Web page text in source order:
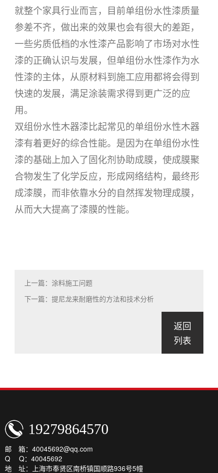
就整个家具行业而言，目前单组份水性漆质量
参差不齐，做出来的效果也会有很大的差距，
一些劣质低档的水性漆产品影响了市场对水性
漆的正确认识与发展，但单组份水性漆作为水
性漆的主体，从原材料到施工应用都将会得到
快速的发展，满足涂装需求得到更广泛的应
用。
双组份水性木器漆比起常见的单组份水性木器
漆有着更好的综合性能。是因为在单组份水性
漆的基础上加入了固化剂协助成膜，使成膜聚
合物发生了化学反应，形成网络结构，最终形
成漆膜，而非依靠水分的自然挥发物理成膜，
从而大大提高了漆膜的性能。
上一篇：涂料施工问题
下一篇：提尼龙来耐磨性的方法和技术分析
返回
列表
19279864570
邮 箱：40045692@qq.com
Q Q：40045692
地 址：上海市奉贤区南桥镇国顺路936号5幢